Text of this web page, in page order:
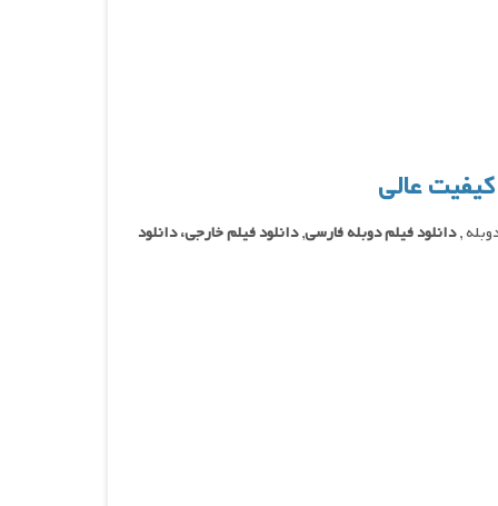
دانلود فیلم دوبله فارسی,دانلود فیلم خارجی، دانلود